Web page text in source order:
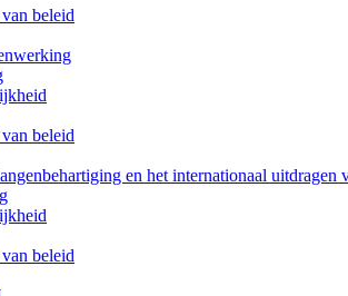
beleid
beleid
en het internationaal uitdragen
beleid